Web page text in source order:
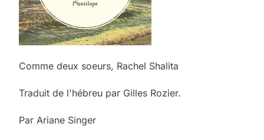
Comme deux soeurs, Rachel Shalita
Traduit de l'hébreu par Gilles Rozier.
Par Ariane Singer